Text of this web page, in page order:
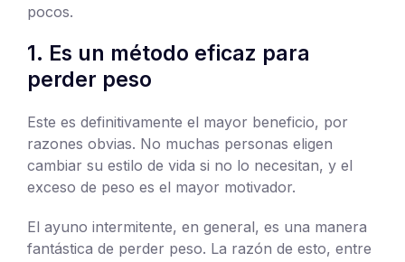
pocos.
1. Es un método eficaz para
perder peso
Este es definitivamente el mayor beneficio, por
razones obvias. No muchas personas eligen
cambiar su estilo de vida si no lo necesitan, y el
exceso de peso es el mayor motivador.
El ayuno intermitente, en general, es una manera
fantástica de perder peso. La razón de esto, entre